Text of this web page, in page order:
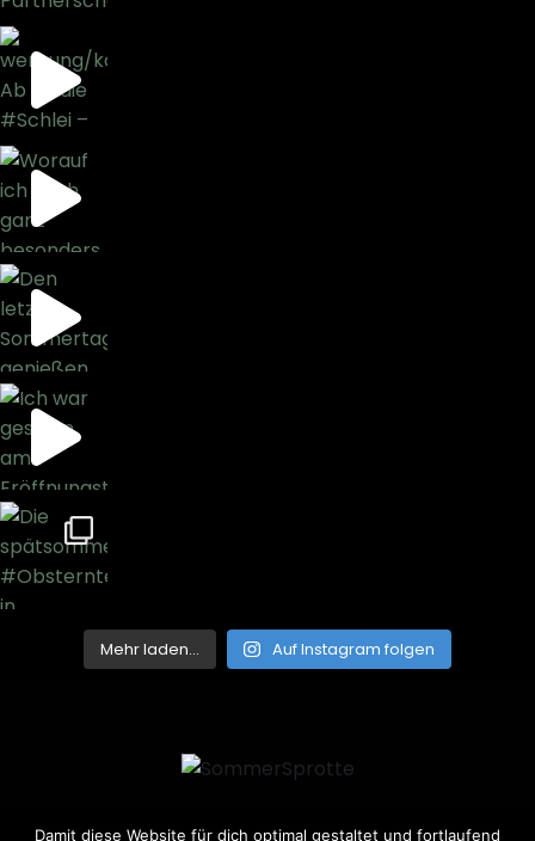
Mehr laden… Auf Instagram folgen
Damit diese Website für dich optimal gestaltet und fortlaufend